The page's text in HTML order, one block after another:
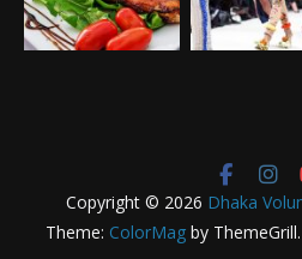
Copyright © 2026 Dhaka
Theme: ColorMag by